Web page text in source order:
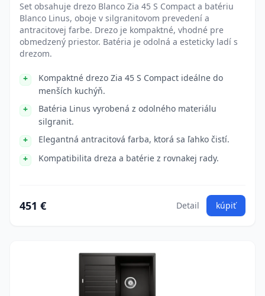
Set obsahuje drezo Blanco Zia 45 S Compact a batériu
Blanco Linus, oboje v silgranitovom prevedení a
antracitovej farbe. Drezo je kompaktné, vhodné pre
obmedzený priestor. Batéria je odolná a esteticky ladí s
drezom.
Kompaktné drezo Zia 45 S Compact ideálne do
menších kuchýň.
Batéria Linus vyrobená z odolného materiálu
silgranit.
Elegantná antracitová farba, ktorá sa ľahko čistí.
Kompatibilita dreza a batérie z rovnakej rady.
451 € Detail kúpiť